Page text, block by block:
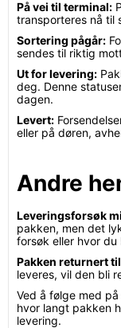
På vei til terminal:
transporteres nå til
Sortering pågår:
sendes til riktig
Ut for levering:
deg. Denne
dagen.
Levert:
eller på døren,
Andre
Leveringsforsøk
pakken, men det
forsøk eller hvor
Pakken returnert
leveres, vil den bli
Ved å følge med
hvor langt pakken
levering.